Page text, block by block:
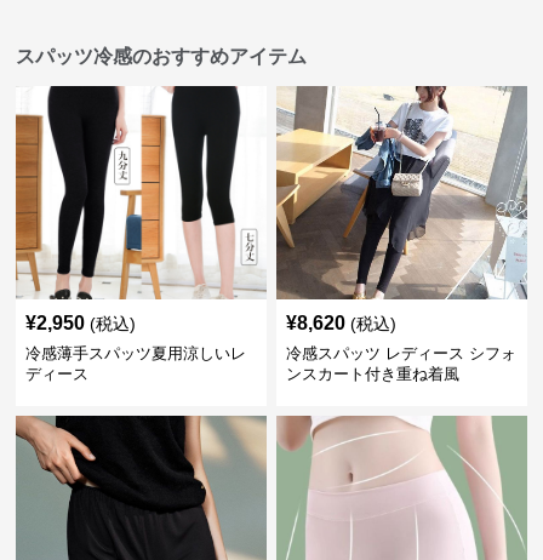
スパッツ冷感のおすすめアイテム
¥2,950 (税込)
冷感薄手スパッツ夏用涼しいレ
ディース
¥8,620 (税込)
冷感スパッツ レディース シフォ
ンスカート付き重ね着風